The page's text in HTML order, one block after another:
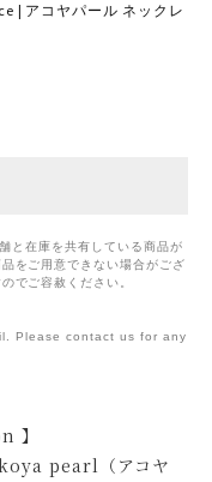
| アコヤパール ネックレ
と在庫を共有している商品が
をご用意できない場合がござ
でご容赦ください。
Please contact us for any
】
pearl（アコヤ